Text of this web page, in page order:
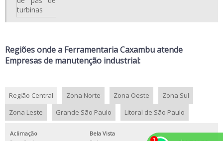
MANUTENÇÃO CORRETIVA DE COMPONENTES INDUSTRIAIS
REFORMA DE ROTORES PESADOS
REPARO DE PÁS DE TURBINA
SERVIÇO DE USINAGEM DE PEÇAS INDUSTRIAIS
SERVIÇO DE USINAGEM INDUSTRIAL
SERVIÇO DE USINAGEM PARA INDÚSTRIAS
Regiões onde a Ferramentaria Caxambu atende
Empresas de manutenção industrial:
Região Central Zona Norte Zona Oeste
Zona Sul
Zona Leste
Grande São Paulo Litoral de São Paulo
Aclimação
Bela Vista